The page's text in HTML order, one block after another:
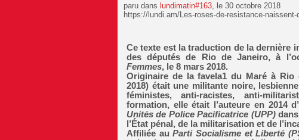
paru dans lundimatin#163 , le 30 octobre 2018
https://lundi.am/Les-roses-de-resistance-
Ce texte est la traduction de la dernière
des députés de Rio de Janeiro, à
Femmes, le 8 mars 2018.
Originaire de la favela1 du Maré à Rio
2018) était une militante noire,
féministes, anti-racistes, anti-
formation, elle était l’auteure en 2014
Unités de Police Pacificatrice (UPP)dans
l’État pénal, de la militarisation et de
Affiliée auParti Socialisme et Liberté (